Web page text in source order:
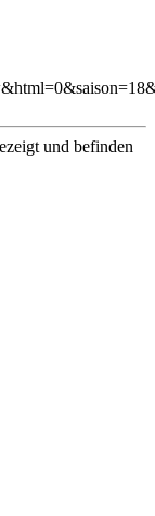
und befinden